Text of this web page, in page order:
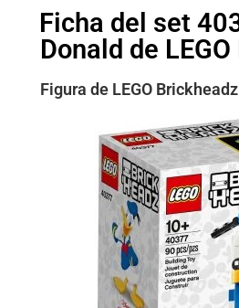
Ficha del set
Donald de
Figura de LEGO